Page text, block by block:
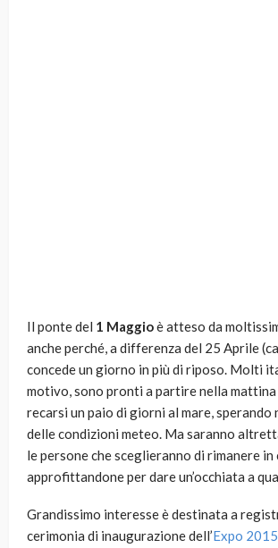
Il ponte del 1 Maggioè atteso da
anche perché, a differenza del 25 Aprile
concede un giorno in più di riposo. Molti
motivo, sono pronti a partire nella
recarsi un paio di giorni al mare, sperando
delle condizioni meteo. Ma saranno
le persone che sceglieranno di rimanere
approfittandone per dare un’occhiata a
Grandissimo interesse è destinata a
cerimonia di inaugurazione dell’Expo 2015